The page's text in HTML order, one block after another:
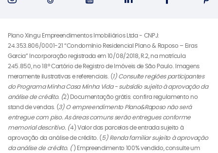
Plano Xingu Empreendimentos Imobiliários Ltda - CNPJ:
24.353.806/0001-21 “Condomínio Residencial Plano & Raposo – Eiras
Garcia” Incorporação registrada em 10/08/2018, R.2, na matrícula
245.850, no 18º Cartório de Registro de Imóveis de São Paulo. Imagens
meramente ilustrativas e referenciais. (1) Consulte regiões participantes
do Programa Minha Casa Minha Vida - subsídio sujeito à aprovação da
análise de crédito. (2) Documentação grátis: confira regulamento no
stand de vendas. (3) O empreendimento Plano&Raposo não será
entregue com piso. As áreas comuns serão entregues conforme
memorial descritivo. (4) Valor das parcelas de entrada sujeito à
aprovação da análise de crédito. (5) Renda familiar sujeito à aprovação
da análise de crédito. () Empreendimento 100% vendido, consulte um